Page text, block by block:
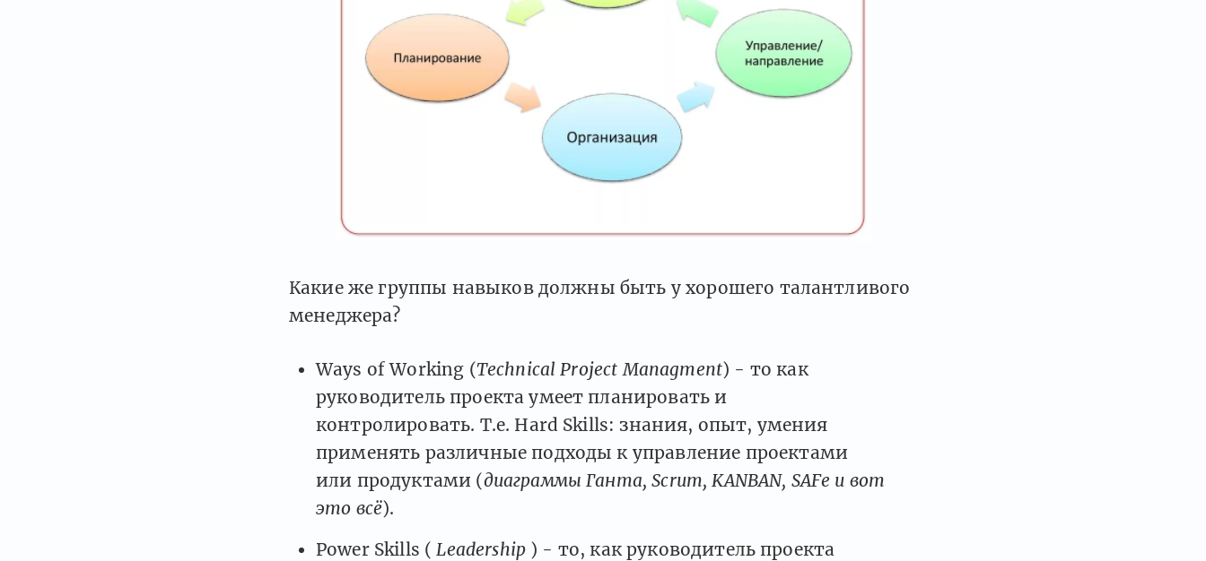
Какие же группы навыков должны быть у хорошего талантливого
менеджера?
Ways of Working (Technical Project Managment) - то как
руководитель проекта умеет планировать и
контролировать. Т.е. Hard Skills: знания, опыт, умения
применять различные подходы к управление проектами
или продуктами (диаграммы Ганта, Scrum, KANBAN, SAFe и вот
это всё).
Power Skills ( Leadership ) - то, как руководитель проекта